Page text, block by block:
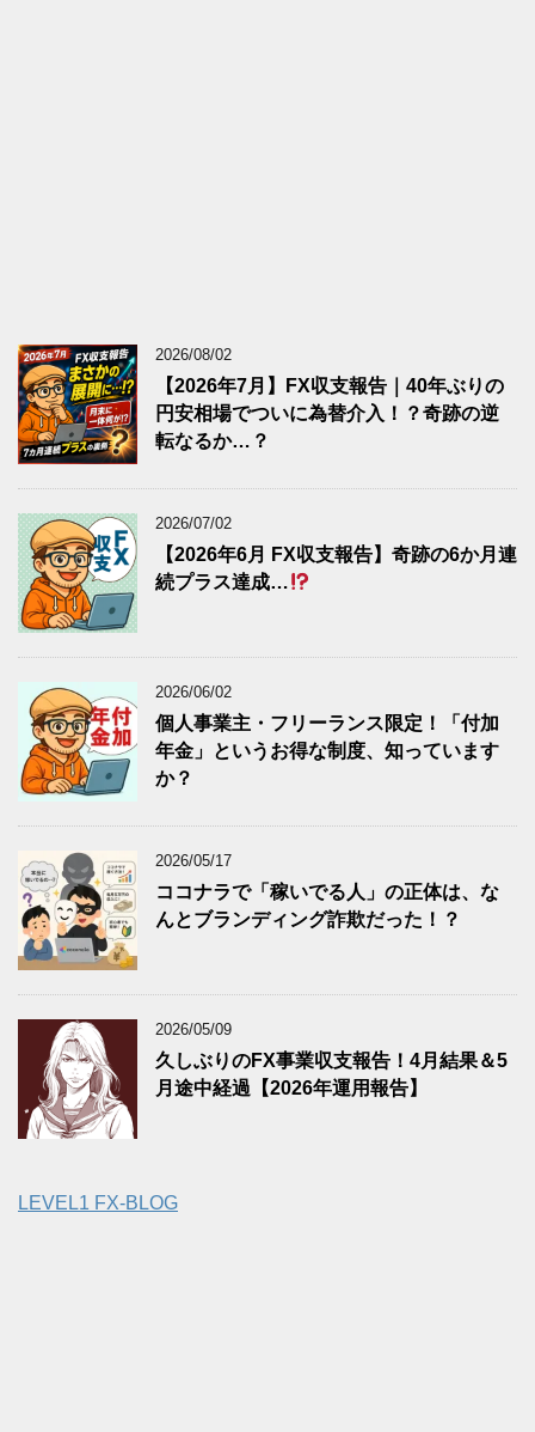
2026/08/02
【2026年7月】FX収支報告｜40年ぶりの
円安相場でついに為替介入！？奇跡の逆
転なるか…？
2026/07/02
【2026年6月 FX収支報告】奇跡の6か月連
続プラス達成…
2026/06/02
個人事業主・フリーランス限定！「付加
年金」というお得な制度、知っています
か？
2026/05/17
ココナラで「稼いでる人」の正体は、な
んとブランディング詐欺だった！？
2026/05/09
久しぶりのFX事業収支報告！4月結果＆5
月途中経過【2026年運用報告】
LEVEL1 FX-BLOG